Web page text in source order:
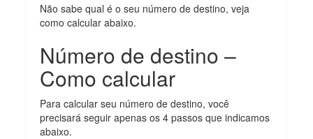
Não sabe qual é o seu número de destino, veja
como calcular abaixo.
Número de destino –
Como calcular
Para calcular seu número de destino, você
precisará seguir apenas os 4 passos que indicamos
abaixo.